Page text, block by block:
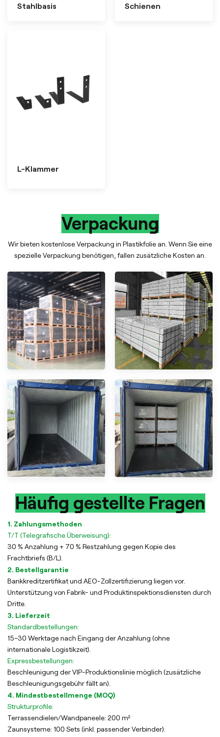
Stahlbasis Schienen
L-Klammer
Verpackung
Wir bieten kostenlose Verpackung in Plastikfolie an. Wenn Sie eine
spezielle Verpackung benötigen, fallen zusätzliche Kosten an.
Häufig gestellte Fragen
1. Zahlungsmethoden
T/T (Telegrafische Überweisung):
30 % Anzahlung + 70 % Restzahlung gegen Kopie des
Frachtbriefs (B/L).
2. Bestellgarantie
Bankkreditzertifikat und AEO-Zollzertifizierung liegen vor.
Unterstützung von Fabrik- und Produktinspektionsdiensten durch
Dritte.
3. Lieferzeit
Standardbestellungen:
15–30 Werktage nach Eingang der Anzahlung (ohne
internationale Logistikzeit).
Expressbestellungen:
Beschleunigung der VIP-Produktionslinie möglich (zusätzliche
Beschleunigungsgebühr fällt an).
4. Mindestbestellmenge (MOQ)
Strukturprofile:
Terrassendielen/Wandpaneele: 200 m²
Zaunsysteme: 100 Sets (inkl. passender Verbinder).